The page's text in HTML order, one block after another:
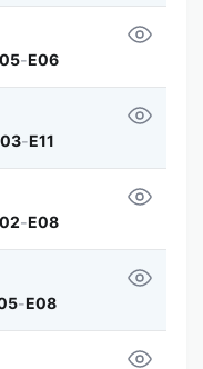
-E06
-E11
-E08
-E08